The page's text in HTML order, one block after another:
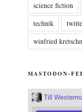
science fiction
technik
winfried
MASTODON-
Till